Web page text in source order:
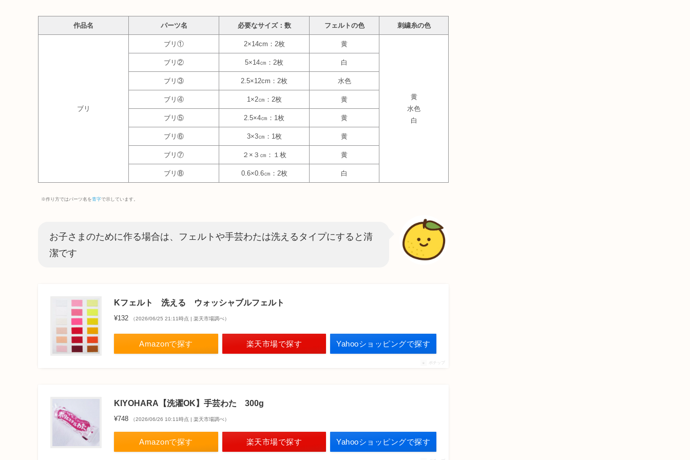
作品名 パーツ名 必要なサイズ：数 フェルトの色 刺繍糸の色
ブリ
ブリ① 2×14cm：2枚 黄
黄
水色
白
ブリ② 5×14㎝：2枚 白
ブリ③ 2.5×12cm：2枚 水色
ブリ④ 1×2㎝：2枚 黄
ブリ⑤ 2.5×4㎝：1枚 黄
ブリ⑥ 3×3㎝：1枚 黄
ブリ⑦ ２×３㎝：１枚 黄
ブリ⑧ 0.6×0.6㎝：2枚 白
※作り方ではパーツ名を青字で示しています。
お子さまのために作る場合は、フェルトや手芸わたは洗えるタイプにすると清
潔です
Kフェルト 洗える ウォッシャブルフェルト
¥132 （2026/06/25 21:11時点 | 楽天市場調べ）
Amazonで探す 楽天市場で探す Yahooショッピングで探す
ポチップ
KIYOHARA【洗濯OK】手芸わた 300g
¥748 （2026/06/26 10:11時点 | 楽天市場調べ）
Amazonで探す 楽天市場で探す Yahooショッピングで探す